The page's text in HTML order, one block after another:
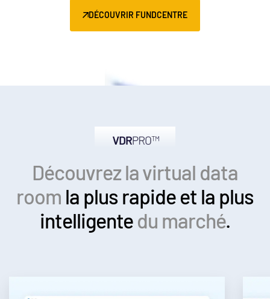
DÉCOUVRIR FUNDCENTRE
Découvrez la virtual data
room la plus rapideet la plus
intelligentedu marché.